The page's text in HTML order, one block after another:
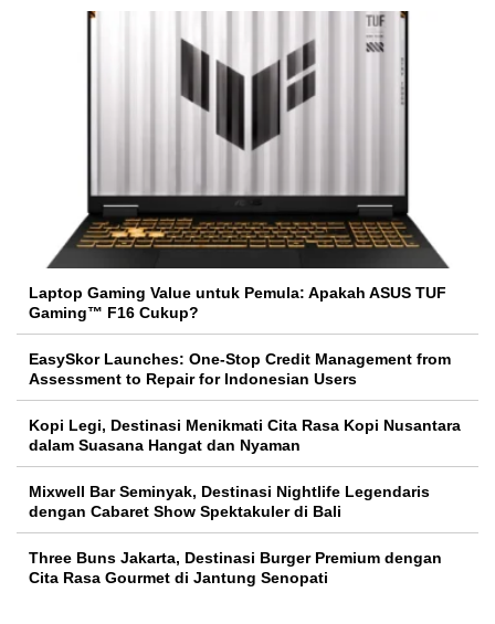
Laptop Gaming Value untuk Pemula: Apakah ASUS TUF
Gaming™ F16 Cukup?
EasySkor Launches: One-Stop Credit Management from
Assessment to Repair for Indonesian Users
Kopi Legi, Destinasi Menikmati Cita Rasa Kopi Nusantara
dalam Suasana Hangat dan Nyaman
Mixwell Bar Seminyak, Destinasi Nightlife Legendaris
dengan Cabaret Show Spektakuler di Bali
Three Buns Jakarta, Destinasi Burger Premium dengan
Cita Rasa Gourmet di Jantung Senopati